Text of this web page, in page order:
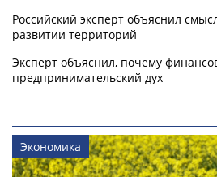
Российский эксперт объяснил
развитии территорий
Эксперт объяснил, почему
предпринимательский дух
Экономика